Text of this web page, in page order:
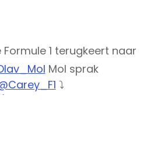
1 terugkeert naar
Mol sprak
⤵️